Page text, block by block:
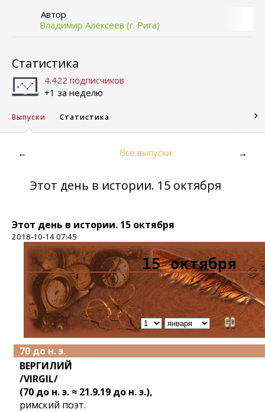
Автор
Владимир Алексеев (г. Рига)
Статистика
4.422 подписчиков
+1 за неделю
Выпуски Статистика
← Все выпуски →
Этот день в истории. 15 октября
Этот день в истории. 15 октября
2018-10-14 07:45
15 октября
70 до н. э.
ВЕРГИЛИЙ
/VIRGIL/
(70 до н. э. ≈ 21.9.19 до н. э.),
римский поэт.